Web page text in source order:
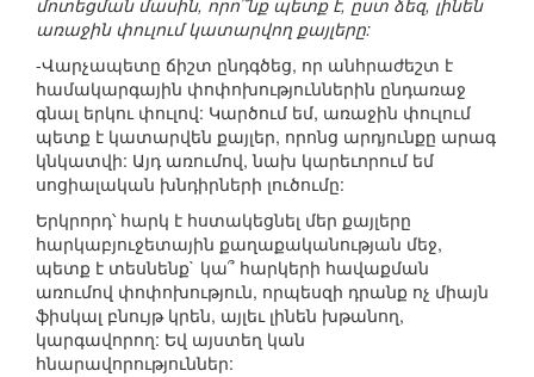
մոտեցման մասին, որո՞նք պետք է, ըստ ձեզ, լինեն
առաջին փուլում կատարվող քայլերը:
-Վարչապետը ճիշտ ընդգծեց, որ անհրաժեշտ է
համակարգային փոփոխություններին ընդառաջ
գնալ երկու փուլով: Կարծում եմ, առաջին փուլում
պետք է կատարվեն քայլեր, որոնց արդյունքը արագ
կնկատվի: Այդ առումով, նախ կարեւորում եմ
սոցիալական խնդիրների լուծումը:
Երկրորդ՝ հարկ է հստակեցնել մեր քայլերը
հարկաբյուջետային քաղաքականության մեջ,
պետք է տեսնենք` կա՞ հարկերի հավաքման
առումով փոփոխություն, որպեսզի դրանք ոչ միայն
ֆիսկալ բնույթ կրեն, այլեւ լինեն խթանող,
կարգավորող: Եվ այստեղ կան
հնարավորություններ: